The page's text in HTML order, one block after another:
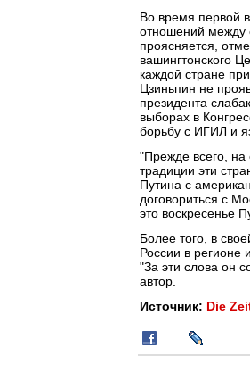
Во время первой
отношений между
проясняется,
вашингтонского
каждой стране
Цзиньпин не
президента
выборах в
борьбу с ИГИЛ и
"Прежде всего,
традиции эти
Путина с
договориться с
это воскресенье
Более того, в
России в регионе
"За эти слова он
автор.
Источник: Die